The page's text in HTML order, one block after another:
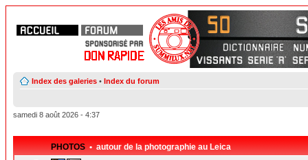
Index des galeries • Index du forum
samedi 8 août 2026 - 4:37
PHOTOS • autour de la photographie au Leica